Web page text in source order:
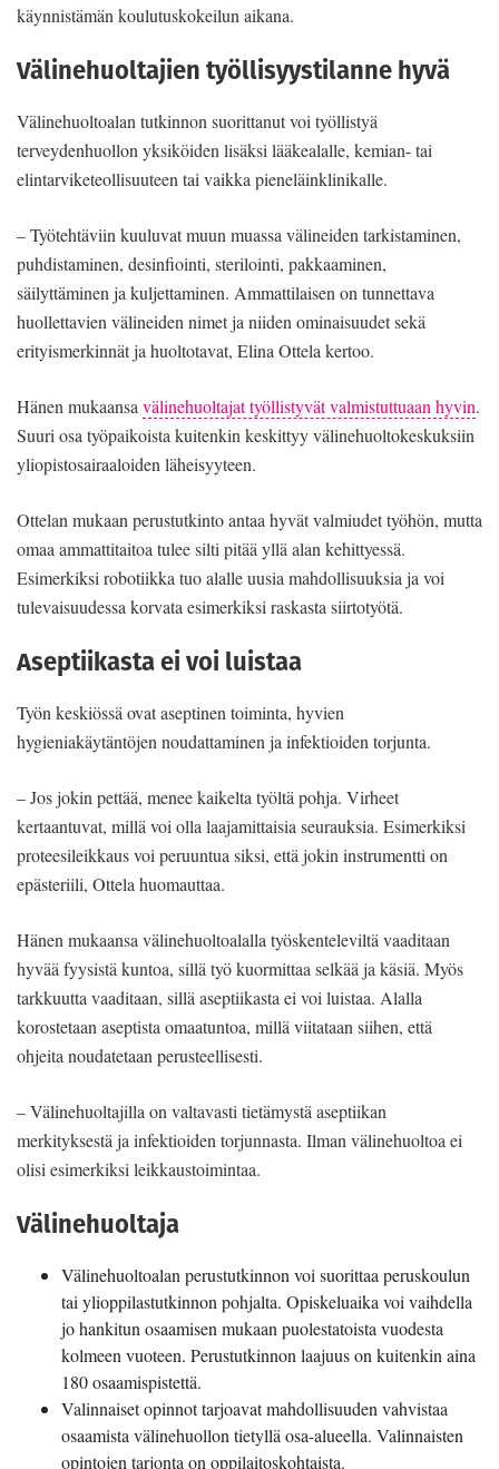
käynnistämän koulutuskokeilun aikana.
Välinehuoltajien työllisyystilanne hyvä
Välinehuoltoalan tutkinnon suorittanut voi työllistyä
terveydenhuollon yksiköiden lisäksi lääkealalle, kemian- tai
elintarviketeollisuuteen tai vaikka pieneläinklinikalle.
– Työtehtäviin kuuluvat muun muassa välineiden tarkistaminen,
puhdistaminen, desinfiointi, sterilointi, pakkaaminen,
säilyttäminen ja kuljettaminen. Ammattilaisen on tunnettava
huollettavien välineiden nimet ja niiden ominaisuudet sekä
erityismerkinnät ja huoltotavat, Elina Ottela kertoo.
Hänen mukaansa välinehuoltajat työllistyvät valmistuttuaan hyvin.
Suuri osa työpaikoista kuitenkin keskittyy välinehuoltokeskuksiin
yliopistosairaaloiden läheisyyteen.
Ottelan mukaan perustutkinto antaa hyvät valmiudet työhön, mutta
omaa ammattitaitoa tulee silti pitää yllä alan kehittyessä.
Esimerkiksi robotiikka tuo alalle uusia mahdollisuuksia ja voi
tulevaisuudessa korvata esimerkiksi raskasta siirtotyötä.
Aseptiikasta ei voi luistaa
Työn keskiössä ovat aseptinen toiminta, hyvien
hygieniakäytäntöjen noudattaminen ja infektioiden torjunta.
– Jos jokin pettää, menee kaikelta työltä pohja. Virheet
kertaantuvat, millä voi olla laajamittaisia seurauksia. Esimerkiksi
proteesileikkaus voi peruuntua siksi, että jokin instrumentti on
epästeriili, Ottela huomauttaa.
Hänen mukaansa välinehuoltoalalla työskenteleviltä vaaditaan
hyvää fyysistä kuntoa, sillä työ kuormittaa selkää ja käsiä. Myös
tarkkuutta vaaditaan, sillä aseptiikasta ei voi luistaa. Alalla
korostetaan aseptista omaatuntoa, millä viitataan siihen, että
ohjeita noudatetaan perusteellisesti.
– Välinehuoltajilla on valtavasti tietämystä aseptiikan
merkityksestä ja infektioiden torjunnasta. Ilman välinehuoltoa ei
olisi esimerkiksi leikkaustoimintaa.
Välinehuoltaja
Välinehuoltoalan perustutkinnon voi suorittaa peruskoulun
tai ylioppilastutkinnon pohjalta. Opiskeluaika voi vaihdella
jo hankitun osaamisen mukaan puolestatoista vuodesta
kolmeen vuoteen. Perustutkinnon laajuus on kuitenkin aina
180 osaamispistettä.
Valinnaiset opinnot tarjoavat mahdollisuuden vahvistaa
osaamista välinehuollon tietyllä osa-alueella. Valinnaisten
opintojen tarjonta on oppilaitoskohtaista.